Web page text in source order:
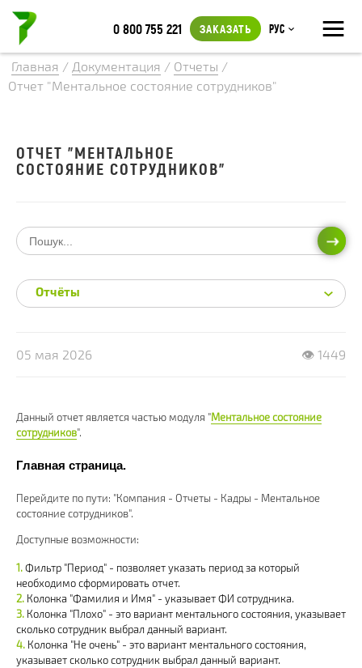
≡
0 800 755 221 ЗАКАЗАТЬ Рус
Главная / Документация / Отчеты /
Отчет "Ментальное состояние сотрудников"
05 мая 2026 👁 1449
Данный отчет является частью модуля "Ментальное состояние
сотрудников".
Главная страница.
Перейдите по пути: "Компания - Отчеты - Кадры - Ментальное
состояние сотрудников".
Доступные возможности:
Фильтр "Период" - позволяет указать период за который
необходимо сформировать отчет.
Колонка "Фамилия и Имя" - указывает ФИ сотрудника.
Колонка "Плохо" - это вариант ментального состояния, указывает
сколько сотрудник выбрал данный вариант.
Колонка "Не очень" - это вариант ментального состояния,
указывает сколько сотрудник выбрал данный вариант.
ОТЧЕТ "МЕНТАЛЬНОЕ
СОСТОЯНИЕ СОТРУДНИКОВ"
Отчёты